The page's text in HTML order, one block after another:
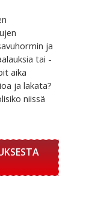
ja
tai -
aika
ja lakata?
niissä